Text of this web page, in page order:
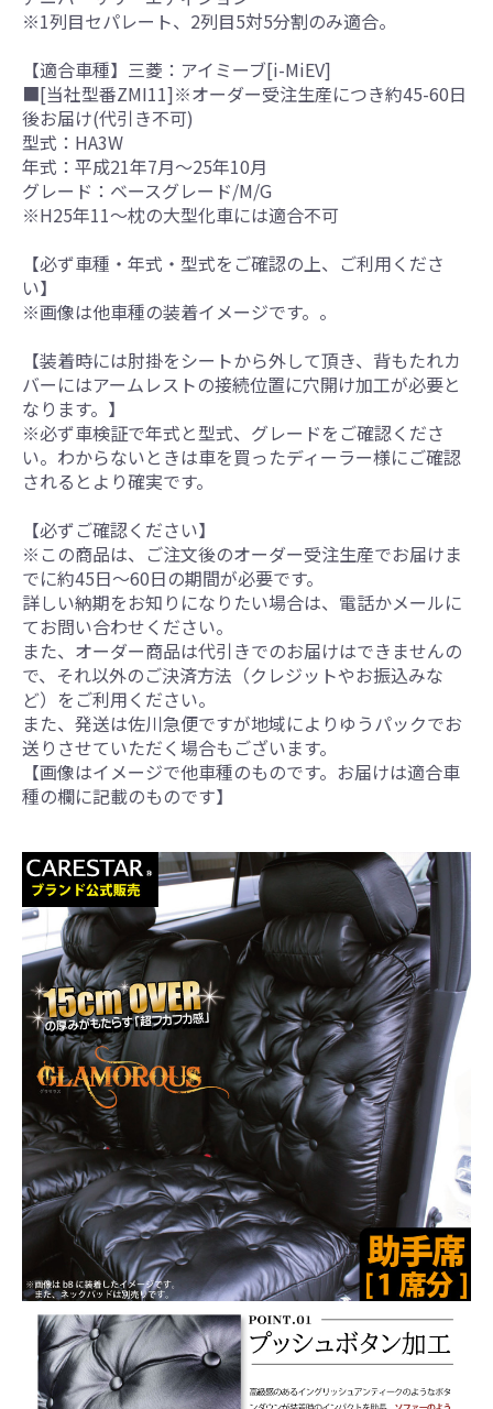
※1列目セパレート、2列目5対5分割のみ適合。
【適合車種】三菱：アイミーブ[i-MiEV]
■[当社型番ZMI11]※オーダー受注生産につき約45-60日
後お届け(代引き不可)
型式：HA3W
年式：平成21年7月～25年10月
グレード：ベースグレード/M/G
※H25年11～枕の大型化車には適合不可
【必ず車種・年式・型式をご確認の上、ご利用くださ
い】
※画像は他車種の装着イメージです。。
【装着時には肘掛をシートから外して頂き、背もたれカ
バーにはアームレストの接続位置に穴開け加工が必要と
なります。】
※必ず車検証で年式と型式、グレードをご確認くださ
い。わからないときは車を買ったディーラー様にご確認
されるとより確実です。
【必ずご確認ください】
※この商品は、ご注文後のオーダー受注生産でお届けま
でに約45日～60日の期間が必要です。
詳しい納期をお知りになりたい場合は、電話かメールに
てお問い合わせください。
また、オーダー商品は代引きでのお届けはできませんの
で、それ以外のご決済方法（クレジットやお振込みな
ど）をご利用ください。
また、発送は佐川急便ですが地域によりゆうパックでお
送りさせていただく場合もございます。
【画像はイメージで他車種のものです。お届けは適合車
種の欄に記載のものです】